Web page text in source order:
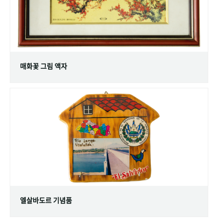
매화꽃 그림 액자
엘살바도르 기념품